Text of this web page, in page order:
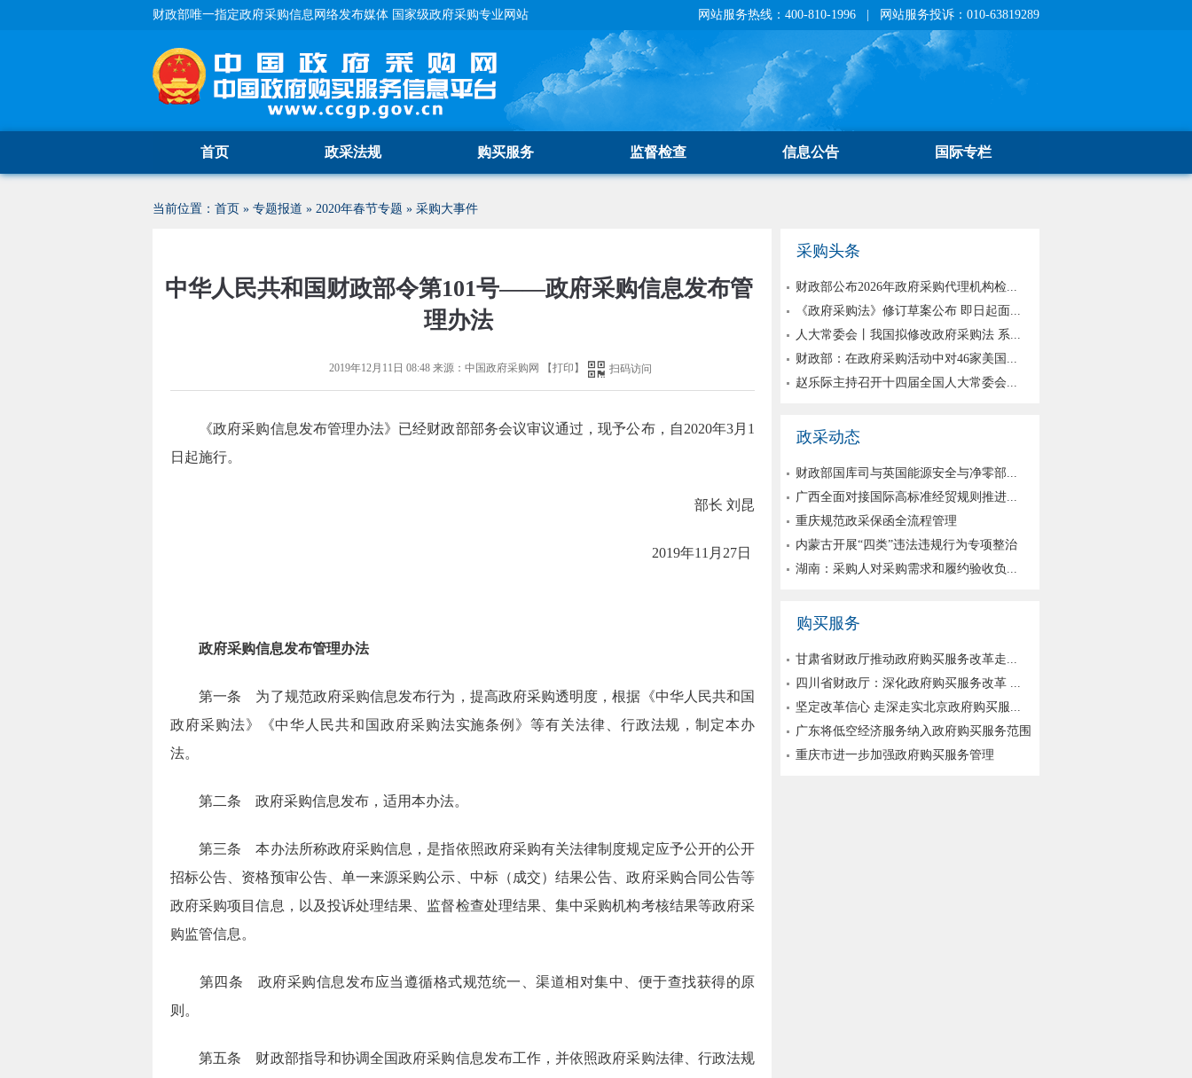
财政部唯一指定政府采购信息网络发布媒体 国家级政府采购专业网站 网站服务热线：400-810-1996 | 网站服务投诉：010-63819289
首页 政采法规 购买服务 监督检查 信息公告 国际专栏
当前位置： 首页 » 专题报道 » 2020年春节专题 » 采购大事件
中华人民共和国财政部令第101号——政府采购信息发布管
理办法
2019年12月11日 08:48来源： 中国政府采购网 【打印 】 扫码访问
《政府采购信息发布管理办法》已经财政部部务会议审议通过，现予公布，自2020年3月1
日起施行。
部长 刘昆
2019年11月27日
政府采购信息发布管理办法
第一条 为了规范政府采购信息发布行为，提高政府采购透明度，根据《中华人民共和国
政府采购法》《中华人民共和国政府采购法实施条例》等有关法律、行政法规，制定本办
法。
第二条 政府采购信息发布，适用本办法。
第三条 本办法所称政府采购信息，是指依照政府采购有关法律制度规定应予公开的公开
招标公告、资格预审公告、单一来源采购公示、中标（成交）结果公告、政府采购合同公告等
政府采购项目信息，以及投诉处理结果、监督检查处理结果、集中采购机构考核结果等政府采
购监管信息。
第四条 政府采购信息发布应当遵循格式规范统一、渠道相对集中、便于查找获得的原
则。
第五条 财政部指导和协调全国政府采购信息发布工作，并依照政府采购法律、行政法规
采购头条
财政部公布2026年政府采购代理机构检...
《政府采购法》修订草案公布 即日起面...
人大常委会丨我国拟修改政府采购法 系...
财政部：在政府采购活动中对46家美国...
赵乐际主持召开十四届全国人大常委会...
政采动态
财政部国库司与英国能源安全与净零部...
广西全面对接国际高标准经贸规则推进...
重庆规范政采保函全流程管理
内蒙古开展“四类”违法违规行为专项整治
湖南：采购人对采购需求和履约验收负...
购买服务
甘肃省财政厅推动政府购买服务改革走...
四川省财政厅：深化政府购买服务改革 ...
坚定改革信心 走深走实北京政府购买服...
广东将低空经济服务纳入政府购买服务范围
重庆市进一步加强政府购买服务管理